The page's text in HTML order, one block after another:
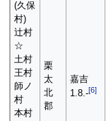
(久保
村)
辻村
☆
土村
王村
師ノ
村
本村
栗
太
北
郡
嘉吉
1.8.-[6]